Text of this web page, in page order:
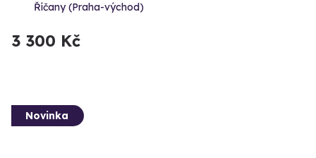
Říčany (Praha-východ)
3 300 Kč
Novinka